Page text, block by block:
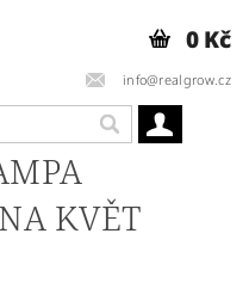
info@realgrow.cz
0 Kč
KVĚT